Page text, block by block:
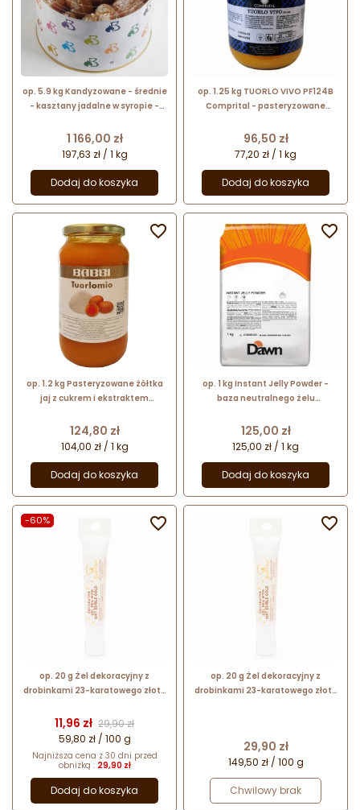
op. 5.9 kg Kandyzowane - średnie
- kasztany jadalne w syropie -
di Barbieri
Cena
1 166,00 zł
197,63 zł / 1 kg
Dodaj do koszyka
op. 1.25 kg TUORLO VIVO PF124B
Comprital - pasteryzowane
Cena
96,50 zł
77,20 zł / 1 kg
Dodaj do koszyka
op. 1.2 kg Pasteryzowane żółtka
jaj z cukrem i ekstraktem
12812 Babbi
Cena
124,80 zł
104,00 zł / 1 kg
Dodaj do koszyka

op. 1 kg Instant Jelly Powder -
baza neutralnego żelu
proszku - nr. kat. 2.03595.521
Dawn Foods
Cena
125,00 zł
125,00 zł / 1 kg
Dodaj do koszyka

-60%
op. 20 g Żel dekoracyjny z
drobinkami 23-karatowego złota
Cena
11,96 zł Cena podstawowa
29,90 zł
59,80 zł / 100 g
Najniższa cena z 30 dni przed
obniżką : 29,90 zł
Dodaj do koszyka

op. 20 g Żel dekoracyjny z
drobinkami 23-karatowego złota
Cena
29,90 zł
149,50 zł / 100 g
Chwilowy brak
